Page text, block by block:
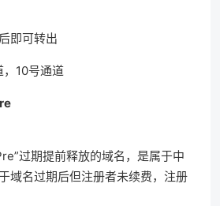
即可转出
10号通道
过期提前释放的域名，是属于中
域名过期后但注册者未续费，注册